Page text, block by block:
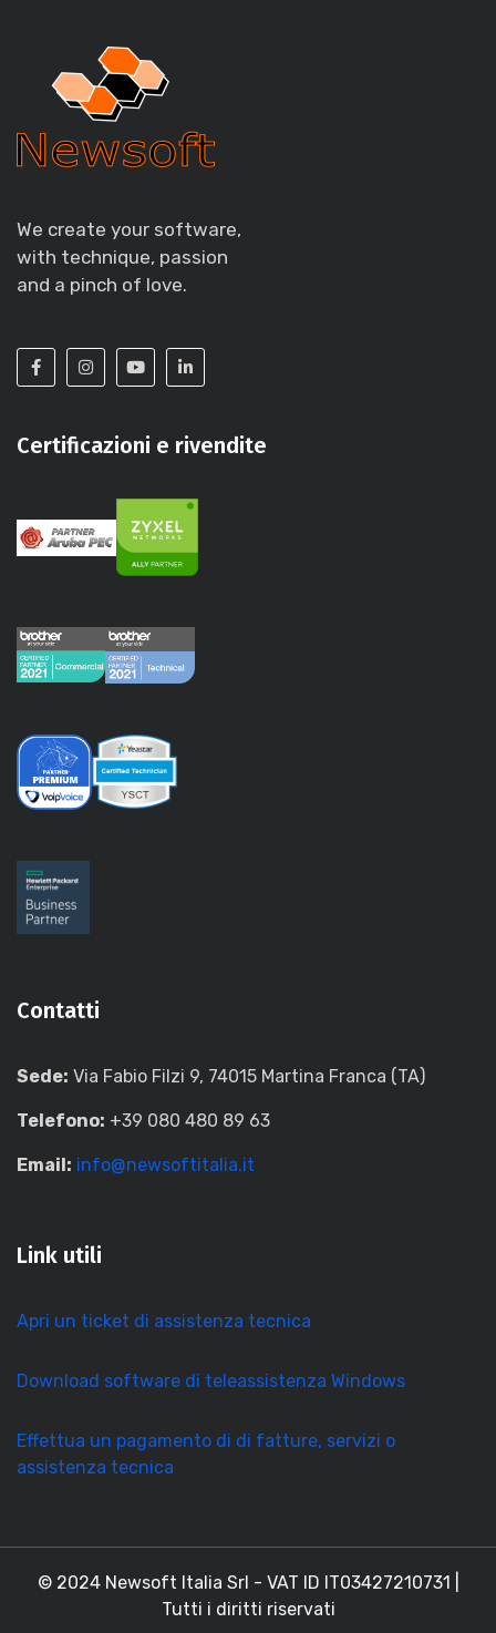
We create your software,
with technique, passion
and a pinch of love.
Certificazioni e rivendite
Contatti
Sede: Via Fabio Filzi 9, 74015 Martina Franca (TA)
Telefono: +39 080 480 89 63
Email: info@newsoftitalia.it
Link utili
Apri un ticket di assistenza tecnica
Download software di teleassistenza Windows
Effettua un pagamento di di fatture, servizi o
assistenza tecnica
© 2024 Newsoft Italia Srl - VAT ID IT03427210731 |
Tutti i diritti riservati